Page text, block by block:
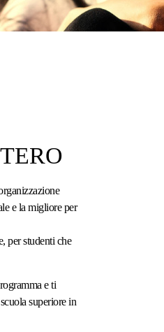
e la migliore per
per studenti che
e ti
superiore in